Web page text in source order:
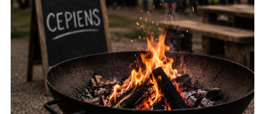
ThreadsFacebookYoutube
X Instagram
Flick TikTok